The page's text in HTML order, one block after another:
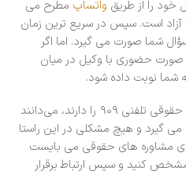
را از طریق واتساپ مطرح می
است. سپس در سریع ترین زمان
شما صورت می گیرد. اما اگر
صورت حضوری با وکیل در میان
شما نوبت داده شود.
کسانی که تجربه استفاده از مشاوره حقوقی تلفنی ۹۰۹ را دارند، می‌دانند
گیرد و هیچ مشکلی در این راستا
مشاوره های حقوقی می بایست
کنید و سپس ارتباط برقرار